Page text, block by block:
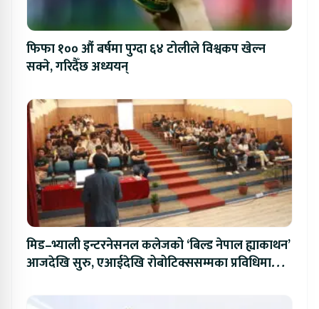
फिफा १०० औं बर्षमा पुग्दा ६४ टोलीले विश्वकप खेल्न
सक्ने, गरिदैँछ अध्ययन्
मिड–भ्याली इन्टरनेसनल कलेजको ‘बिल्ड नेपाल ह्याकाथन’
आजदेखि सुरु, एआईदेखि रोबोटिक्ससम्मका प्रविधिमा